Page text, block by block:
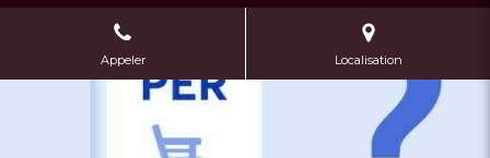
Appeler Localisation